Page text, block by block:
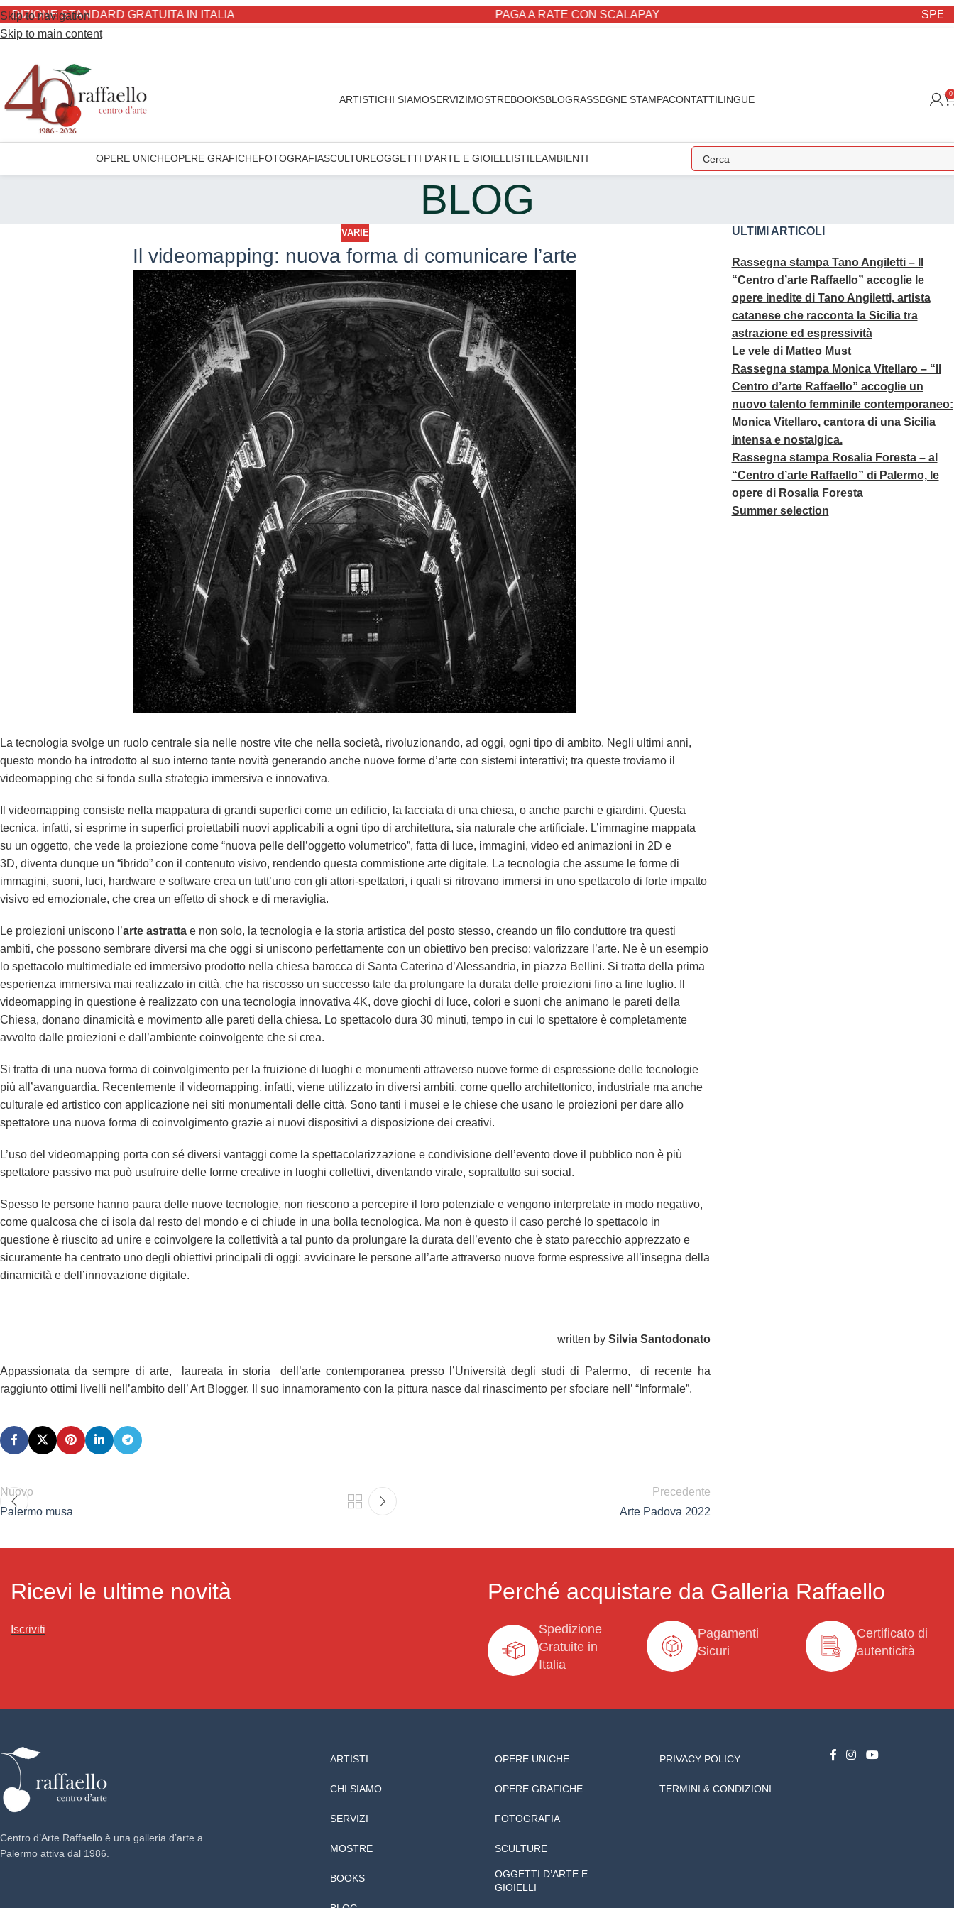
Skip to navigation
Skip to main content
STANDARD GRATUITA IN ITALIA PAGA A RATE CON SCALAPAY
ARTISTICHI SIAMOSERVIZIMOSTREBOOKSBLOGRASSEGNE STAMPACONTATTILINGUE 0
OPERE UNICHEOPERE GRAFICHEFOTOGRAFIASCULTUREOGGETTI D’ARTE E GIOIELLISTILEAMBIENTI
BLOG
VARIE
Il videomapping: nuova forma di comunicare l’arte
La tecnologia svolge un ruolo centrale sia nelle nostre vite che nella società, rivoluzionando, ad oggi, ogni tipo di ambito. Negli ultimi anni,
questo mondo ha introdotto al suo interno tante novità generando anche nuove forme d’arte con sistemi interattivi; tra queste troviamo il
videomapping che si fonda sulla strategia immersiva e innovativa.
Il videomapping consiste nella mappatura di grandi superfici come un edificio, la facciata di una chiesa, o anche parchi e giardini. Questa
tecnica, infatti, si esprime in superfici proiettabili nuovi applicabili a ogni tipo di architettura, sia naturale che artificiale. L’immagine mappata
su un oggetto, che vede la proiezione come “nuova pelle dell’oggetto volumetrico”, fatta di luce, immagini, video ed animazioni in 2D e
3D, diventa dunque un “ibrido” con il contenuto visivo, rendendo questa commistione arte digitale. La tecnologia che assume le forme di
immagini, suoni, luci, hardware e software crea un tutt’uno con gli attori-spettatori, i quali si ritrovano immersi in uno spettacolo di forte impatto
visivo ed emozionale, che crea un effetto di shock e di meraviglia.
Le proiezioni uniscono l’arte astratta e non solo, la tecnologia e la storia artistica del posto stesso, creando un filo conduttore tra questi
ambiti, che possono sembrare diversi ma che oggi si uniscono perfettamente con un obiettivo ben preciso: valorizzare l’arte. Ne è un esempio
lo spettacolo multimediale ed immersivo prodotto nella chiesa barocca di Santa Caterina d’Alessandria, in piazza Bellini. Si tratta della prima
esperienza immersiva mai realizzato in città, che ha riscosso un successo tale da prolungare la durata delle proiezioni fino a fine luglio. Il
videomapping in questione è realizzato con una tecnologia innovativa 4K, dove giochi di luce, colori e suoni che animano le pareti della
Chiesa, donano dinamicità e movimento alle pareti della chiesa. Lo spettacolo dura 30 minuti, tempo in cui lo spettatore è completamente
avvolto dalle proiezioni e dall’ambiente coinvolgente che si crea.
Si tratta di una nuova forma di coinvolgimento per la fruizione di luoghi e monumenti attraverso nuove forme di espressione delle tecnologie
più all’avanguardia. Recentemente il videomapping, infatti, viene utilizzato in diversi ambiti, come quello architettonico, industriale ma anche
culturale ed artistico con applicazione nei siti monumentali delle città. Sono tanti i musei e le chiese che usano le proiezioni per dare allo
spettatore una nuova forma di coinvolgimento grazie ai nuovi dispositivi a disposizione dei creativi.
L’uso del videomapping porta con sé diversi vantaggi come la spettacolarizzazione e condivisione dell’evento dove il pubblico non è più
spettatore passivo ma può usufruire delle forme creative in luoghi collettivi, diventando virale, soprattutto sui social.
Spesso le persone hanno paura delle nuove tecnologie, non riescono a percepire il loro potenziale e vengono interpretate in modo negativo,
come qualcosa che ci isola dal resto del mondo e ci chiude in una bolla tecnologica. Ma non è questo il caso perché lo spettacolo in
questione è riuscito ad unire e coinvolgere la collettività a tal punto da prolungare la durata dell’evento che è stato parecchio apprezzato e
sicuramente ha centrato uno degli obiettivi principali di oggi: avvicinare le persone all’arte attraverso nuove forme espressive all’insegna della
dinamicità e dell’innovazione digitale.
written by Silvia Santodonato
Appassionata da sempre di arte, laureata in storia dell’arte contemporanea presso l’Università degli studi di Palermo, di recente ha
raggiunto ottimi livelli nell’ambito dell’ Art Blogger. Il suo innamoramento con la pittura nasce dal rinascimento per sfociare nell’ “Informale”.
Nuovo
Palermo musa
Precedente
Arte Padova 2022
ULTIMI ARTICOLI
Rassegna stampa Tano Angiletti – Il
“Centro d’arte Raffaello” accoglie le
opere inedite di Tano Angiletti, artista
catanese che racconta la Sicilia tra
astrazione ed espressività
Le vele di Matteo Must
Rassegna stampa Monica Vitellaro – “Il
Centro d’arte Raffaello” accoglie un
nuovo talento femminile contemporaneo:
Monica Vitellaro, cantora di una Sicilia
intensa e nostalgica.
Rassegna stampa Rosalia Foresta – al
“Centro d’arte Raffaello” di Palermo, le
opere di Rosalia Foresta
Summer selection
Ricevi le ultime novità
Iscriviti
Perché acquistare da Galleria Raffaello
Spedizione
Gratuite in
Italia
Pagamenti
Sicuri
Certificato di
autenticità
Centro d’Arte Raffaello è una galleria d’arte a
Palermo attiva dal 1986.
ARTISTI
CHI SIAMO
SERVIZI
MOSTRE
BOOKS
OPERE UNICHE
OPERE GRAFICHE
FOTOGRAFIA
SCULTURE
OGGETTI D’ARTE E
GIOIELLI
PRIVACY POLICY
TERMINI & CONDIZIONI